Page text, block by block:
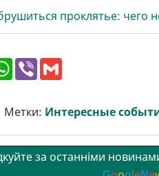
проклятье: чего
W
h
s
A
V
r l
Метки: Интересные
за останніми